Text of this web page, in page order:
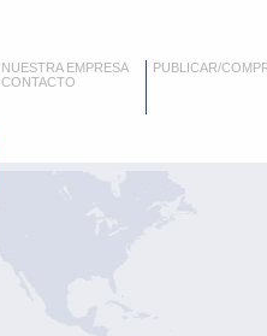
NUESTRA EMPRESA
CONTACTO
PUBLICAR/